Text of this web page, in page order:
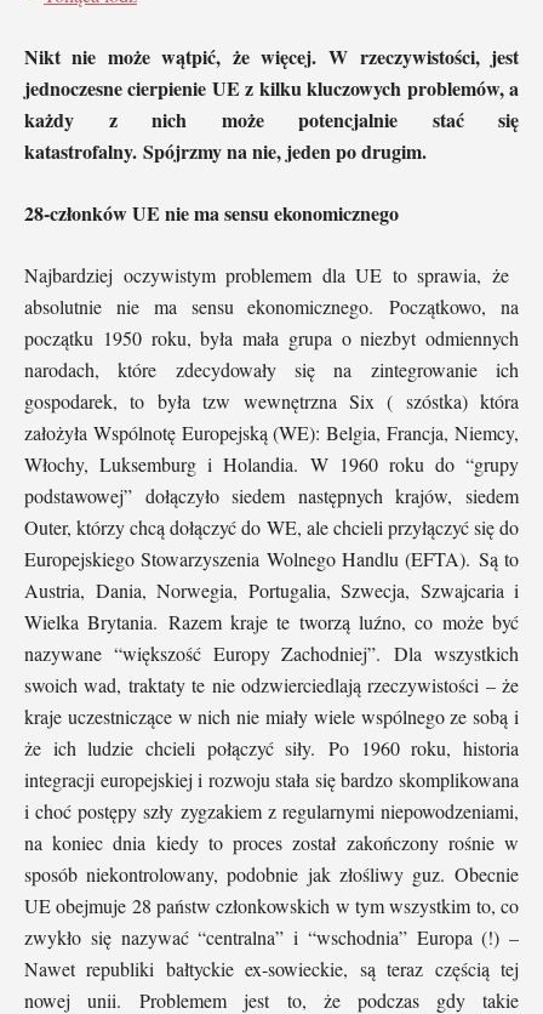
Nikt nie może wątpić, że więcej. W rzeczywistości, jest
jednoczesne cierpienie UE z kilku kluczowych problemów, a
każdy z nich może potencjalnie stać się
katastrofalny. Spójrzmy na nie, jeden po drugim.
28-członków UE nie ma sensu ekonomicznego
Najbardziej oczywistym problemem dla UE to sprawia, że ​​
absolutnie nie ma sensu ekonomicznego. Początkowo, na
początku 1950 roku, była mała grupa o niezbyt odmiennych
narodach, które zdecydowały się na zintegrowanie ich
gospodarek, to była tzw wewnętrzna Six ( szóstka) która
założyła Wspólnotę Europejską (WE): Belgia, Francja, Niemcy,
Włochy, Luksemburg i Holandia. W 1960 roku do “grupy
podstawowej” dołączyło siedem następnych krajów, siedem
Outer, którzy chcą dołączyć do WE, ale chcieli przyłączyć się do
Europejskiego Stowarzyszenia Wolnego Handlu (EFTA). Są to
Austria, Dania, Norwegia, Portugalia, Szwecja, Szwajcaria i
Wielka Brytania. Razem kraje te tworzą luźno, co może być
nazywane “większość Europy Zachodniej”. Dla wszystkich
swoich wad, traktaty te nie odzwierciedlają rzeczywistości – że
kraje uczestniczące w nich nie miały wiele wspólnego ze sobą i
że ich ludzie chcieli połączyć siły. Po 1960 roku, historia
integracji europejskiej i rozwoju stała się bardzo skomplikowana
i choć postępy szły zygzakiem z regularnymi niepowodzeniami,
na koniec dnia kiedy to proces został zakończony rośnie w
sposób niekontrolowany, podobnie jak złośliwy guz. Obecnie
UE obejmuje 28 państw członkowskich w tym wszystkim to, co
zwykło się nazywać “centralna” i “wschodnia” Europa (!) –
Nawet republiki bałtyckie ex-sowieckie, są teraz częścią tej
nowej unii. Problemem jest to, że podczas gdy takie